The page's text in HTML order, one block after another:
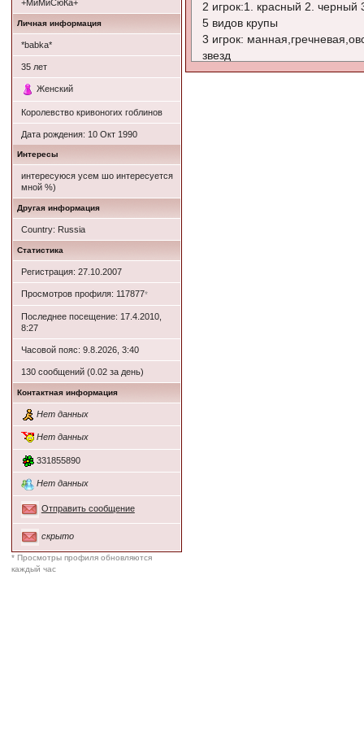
+МиМиСюКа+
Личная информация
*babka*
35 лет
Женский
Королевство кривоногих гоблинов
Дата рождения: 10 Окт 1990
Интересы
интересуюся усем шо интересуется
мной %)
Другая информация
Country: Russia
Статистика
Регистрация: 27.10.2007
Просмотров профиля: 117877*
Последнее посещение: 17.4.2010,
8:27
Часовой пояс: 9.8.2026, 3:40
130 сообщений (0.02 за день)
Контактная информация
Нет данных
Нет данных
331855890
Нет данных
Отправить сообщение
скрыто
* Просмотры профиля обновляются
каждый час
2 игрок:1. красный 2.
5 видов крупы
3 игрок:
звезд
4 игрок................